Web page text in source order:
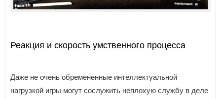
Реакция и скорость умственного процесса
Даже не очень обремененные интеллектуальной
нагрузкой игры могут сослужить неплохую службу в деле